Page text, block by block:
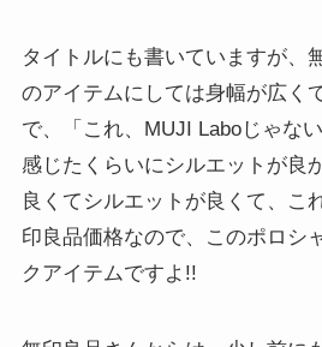
タイトルにも書いていますが、
のアイテムにしては身幅が広く
で、「これ、MUJI Laboじゃな
感じたくらいにシルエットが良
良くてシルエットが良くて、こ
印良品価格なので、このポロシ
クアイテムですよ!!